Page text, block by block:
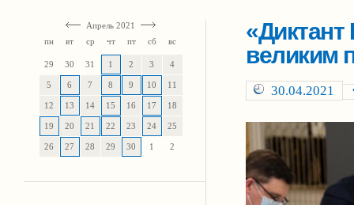
Апрель 2021
пн
вт ср чт пт сб вс
29 30 31 1 2 3 4
5 6 7 8 9 10 11
12 13 14 15 16 17 18
19 20 21 22 23 24 25
26 27 28 29 30 1 2
«Диктант
великим
30.04.2021